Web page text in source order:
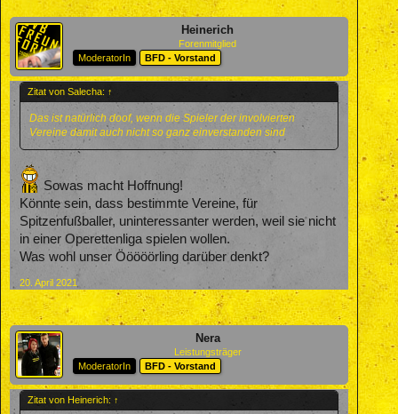
Heinerich
Forenmitglied
ModeratorIn
BFD - Vorstand
Zitat von Salecha: ↑
Das ist natürlich doof, wenn die Spieler der involvierten
Vereine damit auch nicht so ganz einverstanden sind
Sowas macht Hoffnung!
Könnte sein, dass bestimmte Vereine, für
Spitzenfußballer, uninteressanter werden, weil sie nicht
in einer Operettenliga spielen wollen.
Was wohl unser Ööööörling darüber denkt?
20. April 2021
Nera
Leistungsträger
ModeratorIn
BFD - Vorstand
Zitat von Heinerich: ↑